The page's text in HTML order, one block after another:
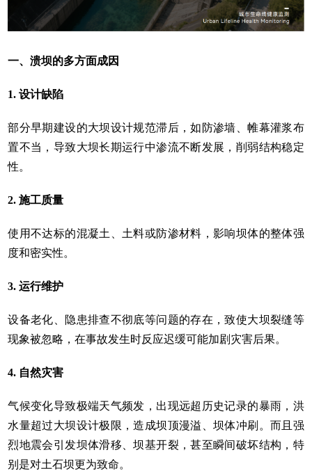
一、溃坝的多方面成因
1. 设计缺陷
部分早期建设的大坝设计规范滞后，如防渗墙、帷幕灌浆布
置不当，导致大坝长期运行中渗流不断发展，削弱结构稳定
性。
2. 施工质量
使用不达标的混凝土、土料或防渗材料，影响坝体的整体强
度和密实性。
3. 运行维护
设备老化、隐患排查不彻底等问题的存在，致使大坝裂缝等
现象被忽略，在事故发生时反应迟缓可能加剧灾害后果。
4. 自然灾害
气候变化导致极端天气频发，出现远超历史记录的暴雨，洪
水量超过大坝设计极限，造成坝顶漫溢、坝体冲刷。而且强
烈地震会引发坝体滑移、坝基开裂，甚至瞬间破坏结构，特
别是对土石坝更为致命。